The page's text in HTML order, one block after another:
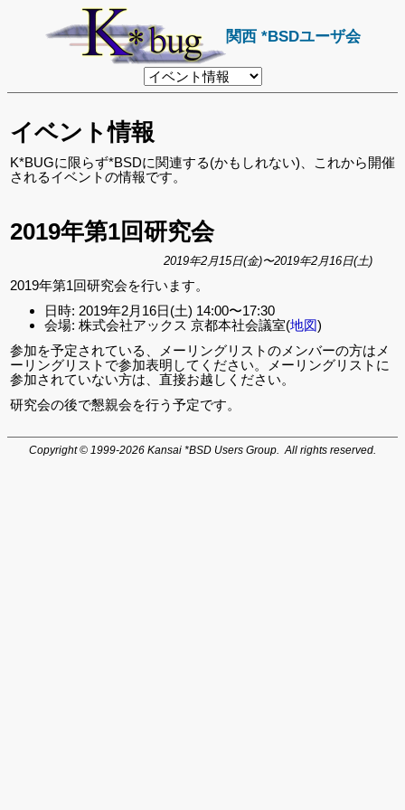
関西 *BSDユーザ会
リ
ン
ペ
ー
ジ
イベント情報
K*BUGに限らず*BSDに関連する(かもしれない)、これから開催
されるイベントの情報です。
2019年第1回研究会
2019年2月15日(金)〜2019年2月16日(土)
2019年第1回研究会を行います。
日時: 2019年2月16日(土) 14:00〜17:30
会場: 株式会社アックス 京都本社会議室(地図)
参加を予定されている、メーリングリストのメンバーの方はメ
ーリングリストで参加表明してください。メーリングリストに
参加されていない方は、直接お越しください。
研究会の後で懇親会を行う予定です。
Copyright © 1999-2026 Kansai *BSD Users Group. All rights reserved.